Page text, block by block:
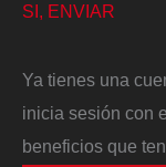
SI, ENVIAR
Ya tienes una
inicia sesión con
beneficios que